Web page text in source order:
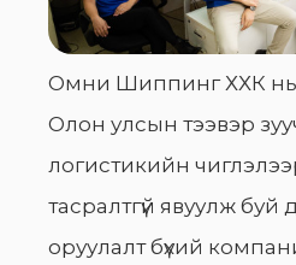
Омни Шиппинг ХХК нь
Олон улсын тээвэр
логистикийн
тасралтгүй явуулж
оруулалт бүхий